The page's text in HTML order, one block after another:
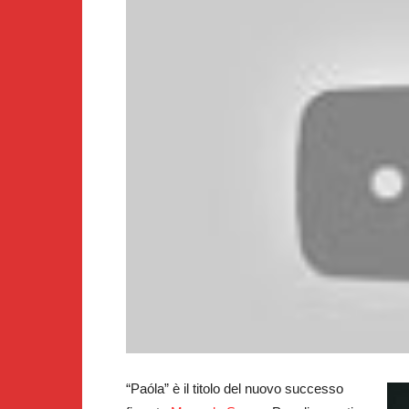
“Paóla” è il titolo del nuovo successo